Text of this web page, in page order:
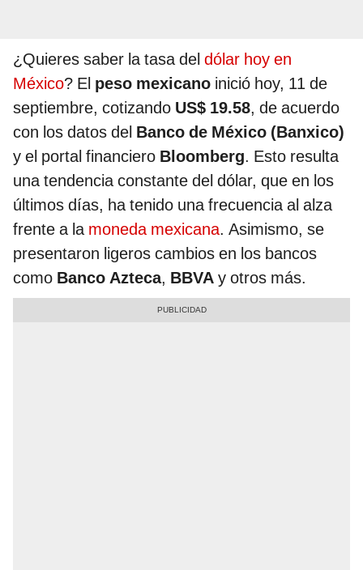
¿Quieres saber la tasa del dólar hoy en
México? El peso mexicano inició hoy, 11 de
septiembre, cotizando US$ 19.58, de acuerdo
con los datos del Banco de México (Banxico)
y el portal financiero Bloomberg. Esto resulta
una tendencia constante del dólar, que en los
últimos días, ha tenido una frecuencia al alza
frente a la moneda mexicana. Asimismo, se
presentaron ligeros cambios en los bancos
como Banco Azteca, BBVA y otros más.